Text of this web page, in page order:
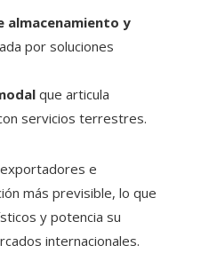
almacenamiento y
por soluciones
que articula
servicios terrestres.
e
más previsible, lo que
y potencia su
internacionales.